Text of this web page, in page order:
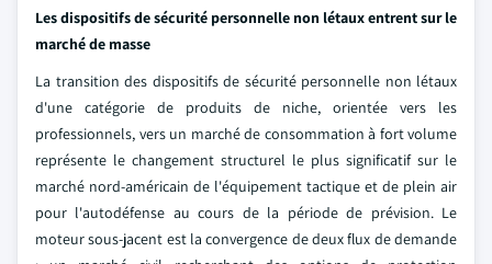
Les dispositifs de sécurité personnelle non létaux entrent sur le
marché de masse
La transition des dispositifs de sécurité personnelle non létaux
d'une catégorie de produits de niche, orientée vers les
professionnels, vers un marché de consommation à fort volume
représente le changement structurel le plus significatif sur le
marché nord-américain de l'équipement tactique et de plein air
pour l'autodéfense au cours de la période de prévision. Le
moteur sous-jacent est la convergence de deux flux de demande